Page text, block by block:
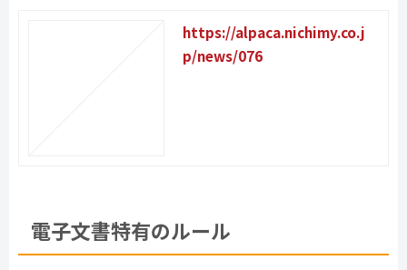
https://alpaca.nichimy.co.j
p/news/076
電子文書特有のルール